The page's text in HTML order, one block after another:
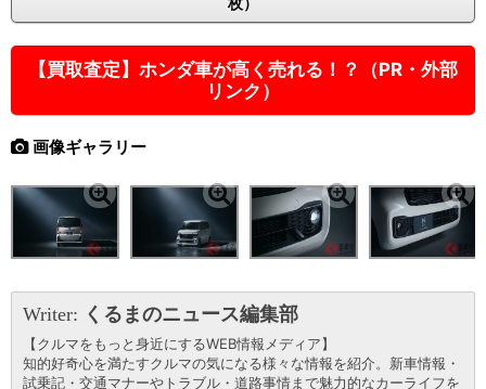
【買取査定】ホンダ車が高く売れる！？（PR・外部
リンク）
画像ギャラリー
Writer: くるまのニュース編集部
【クルマをもっと身近にするWEB情報メディア】
知的好奇心を満たすクルマの気になる様々な情報を紹介。新車情報・
試乗記・交通マナーやトラブル・道路事情まで魅力的なカーライフを